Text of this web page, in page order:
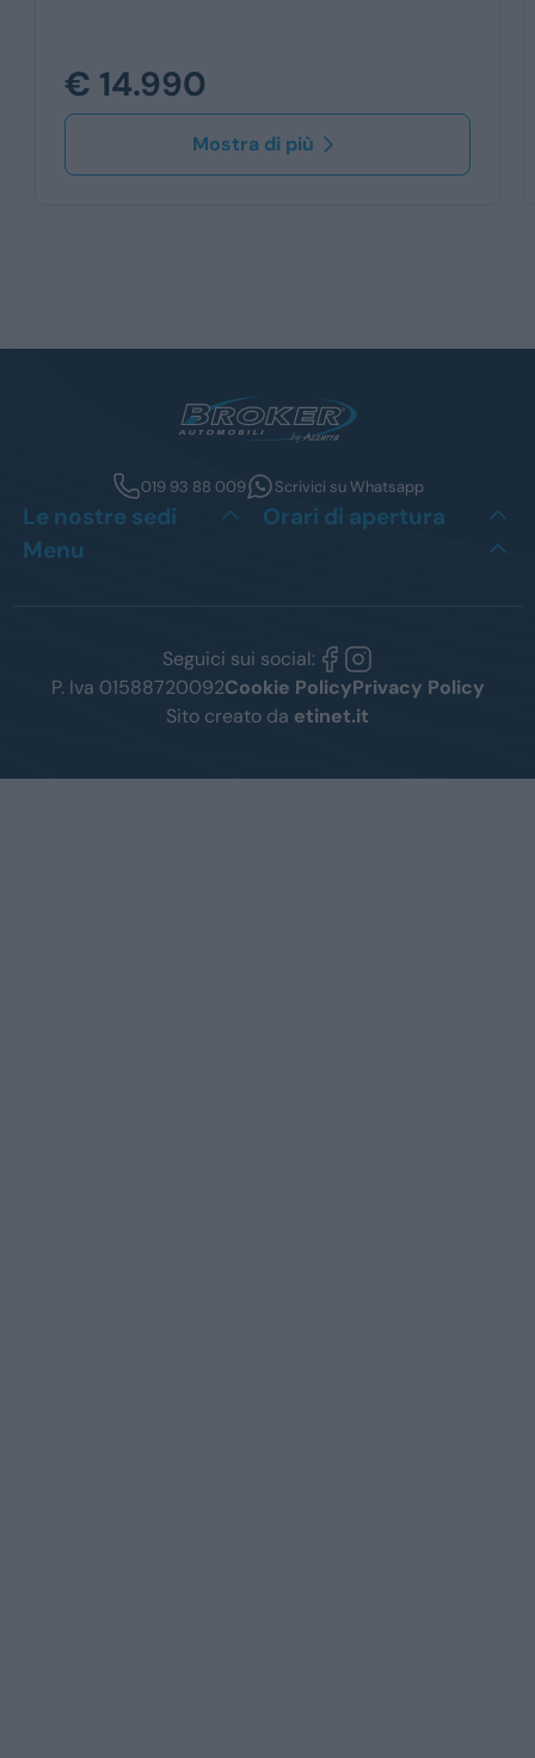
€ 14.990
Mostra di più
019 93 88 009 Scrivici su Whatsapp
Le nostre sedi
Orari di apertura
Menu
Seguici sui social:
P. Iva 01588720092Cookie PolicyPrivacy Policy
Sito creato da etinet.it